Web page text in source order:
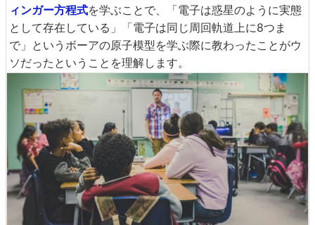
ィンガー方程式を学ぶことで、「電子は惑星のように実態
として存在している」「電子は同じ周回軌道上に8つま
で」というボーアの原子模型を学ぶ際に教わったことがウ
ソだったということを理解します。